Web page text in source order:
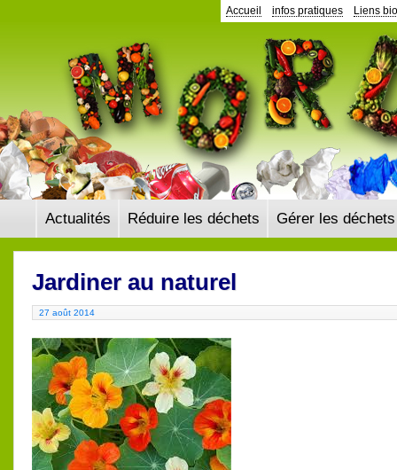
Accueil infos pratiques Liens
Actualités Réduire les déchets Gérer les déchets
Jardiner au naturel
27 août 2014